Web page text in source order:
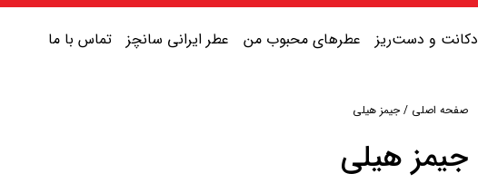
عطر یونیسکس شیرین
عطر یونیسکس گرم
دکانت و دست‌ریز عطرهای محبوب من عطر ایرانی سانچز تماس با ما
صفحه اصلی / جیمز هیلی
جیمز هیلی